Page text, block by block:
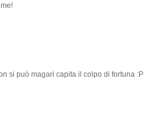
si può magari capita il colpo di fortuna :P